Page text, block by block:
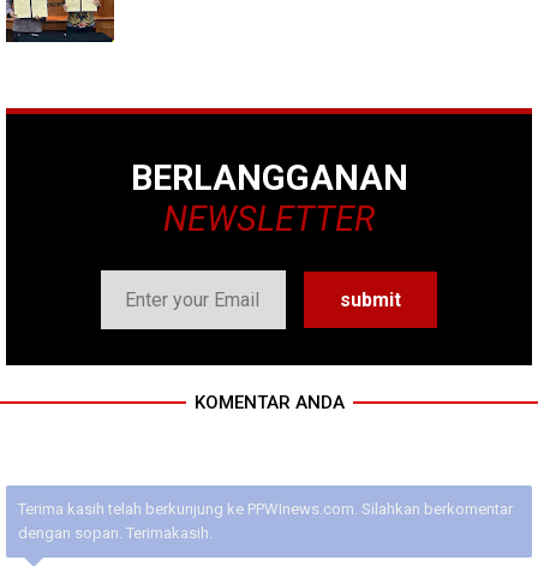
BERLANGGANAN
NEWSLETTER
KOMENTAR ANDA
Terima kasih telah berkunjung ke PPWInews.com. Silahkan berkomentar
dengan sopan. Terimakasih.